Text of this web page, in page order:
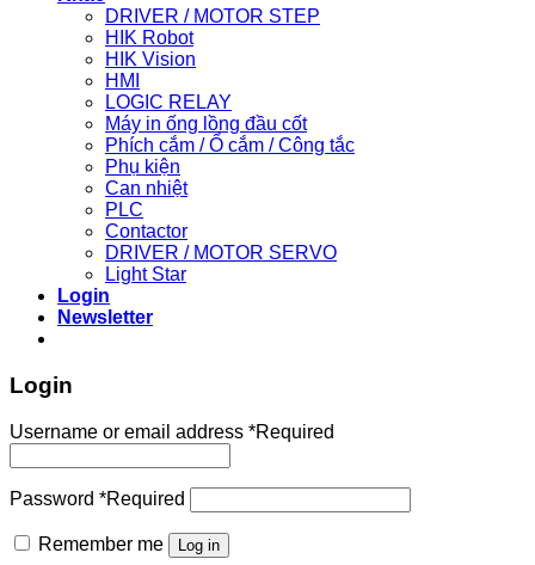
DRIVER / MOTOR STEP
HIK Robot
HIK Vision
HMI
LOGIC RELAY
Máy in ống lồng đầu cốt
Phích cắm / Ổ cắm / Công tắc
Phụ kiện
Can nhiệt
PLC
Contactor
DRIVER / MOTOR SERVO
Light Star
Login
Newsletter
Login
Username or email address *Required
Password *Required
Remember me Log in